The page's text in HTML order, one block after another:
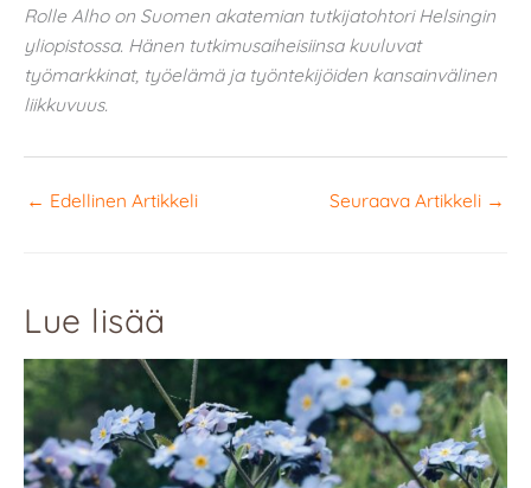
Rolle Alho on Suomen akatemian tutkijatohtori Helsingin
yliopistossa. Hänen tutkimusaiheisiinsa kuuluvat
työmarkkinat, työelämä ja työntekijöiden kansainvälinen
liikkuvuus.
← Edellinen Artikkeli Seuraava Artikkeli →
Lue lisää